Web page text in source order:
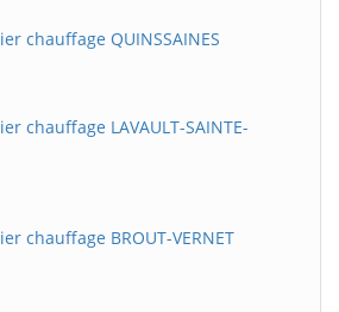
chauffage QUINSSAINES
chauffage LAVAULT-SAINTE-
chauffage BROUT-VERNET